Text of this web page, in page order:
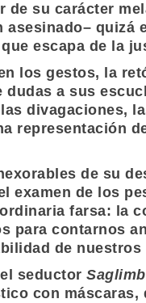
de su carácter
quizá
escapa de la
los gestos, la
a sus
divagaciones,
representación
de su
examen de los
farsa: la
para contarnos
de
seductor
con